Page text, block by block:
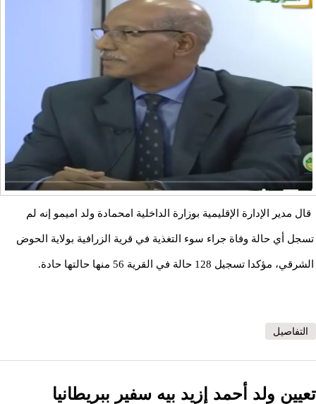
قال مدير الإدارة الإقليمية بوزارة الداخلية امحمادة ولد اميمو إنه لم
تسجل أي حالة وفاة جراء سوء التغذية في قرية الزرافية بولاية الحوض
الشرقي، مؤكدا تسجيل 128 حالة في القرية 56 منها حالتها حادة.
التفاصيل
تعيين ولد أحمد إزيد بيه سفير ببريطانيا